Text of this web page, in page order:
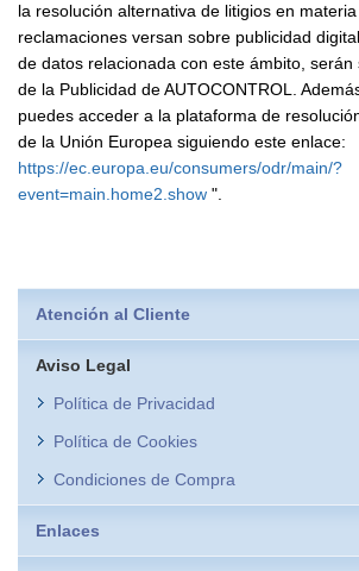
la resolución alternativa de litigios en
reclamaciones versan sobre publicidad
de datos relacionada con este ámbito,
de la Publicidad de AUTOCONTROL.
puedes acceder a la plataforma de
de la Unión Europea siguiendo este enlace:
https://ec.europa.eu/consumers/odr/main/?
event=main.home2.show ".
Atención al Cliente
Aviso Legal
Política de Privacidad
Política de Cookies
Condiciones de Compra
Enlaces